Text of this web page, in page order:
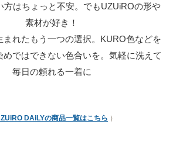
方はちょっと不安。でもUZUiROの形や
素材が好き！
まれたもう一つの選択。KURO色などを
めではできない色合いを。気軽に洗えて
毎日の頼れる一着に
DAiLYの商品一覧はこちら ）